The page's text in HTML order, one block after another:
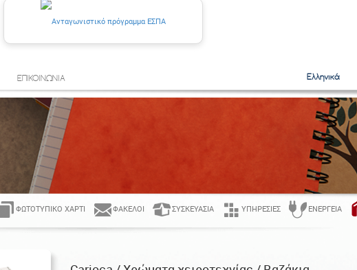
ΕΠΙΚΟΙΝΩΝΙΑ Ελληνικά
ΦΩΤΟΤΥΠΙΚΌ ΧΑΡΤΊ ΦΆΚΕΛΟΙ ΣΥΣΚΕΥΑΣΊΑ ΥΠΗΡΕΣΊΕΣ ΕΝΈΡΓΕΙΑ